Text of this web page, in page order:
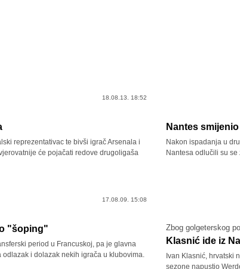
18.08.13. 18:52
reprezentativac te bivši igrač Arsenala i
će pojačati redove drugoligaša
17.08.09. 15:08
Nantes
Nakon ispadanja u
Nantesa odlučili su
"šoping"
period u Francuskoj, pa je glavna
odlazak i dolazak nekih igrača u klubovima.
Zbog golgeterskog
Klasnić ide iz
Ivan Klasnić, hrvatski
sezone napustio